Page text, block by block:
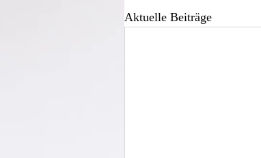
Aktuelle Beiträge